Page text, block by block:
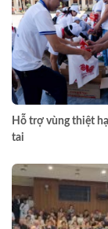
Hỗ trợ vùng thiệt
tai